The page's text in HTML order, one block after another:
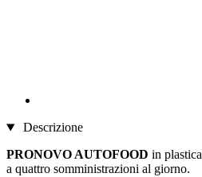
Descrizione
PRONOVO AUTOFOOD in
a quattro somministrazioni al giorno.